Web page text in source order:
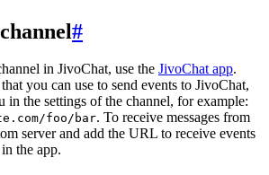
#
in JivoChat, use the JivoChat app.
that you can use to send events to JivoChat,
in the settings of the channel, for example:
foo/bar. To receive messages from
server and add the URL to receive events
the app.